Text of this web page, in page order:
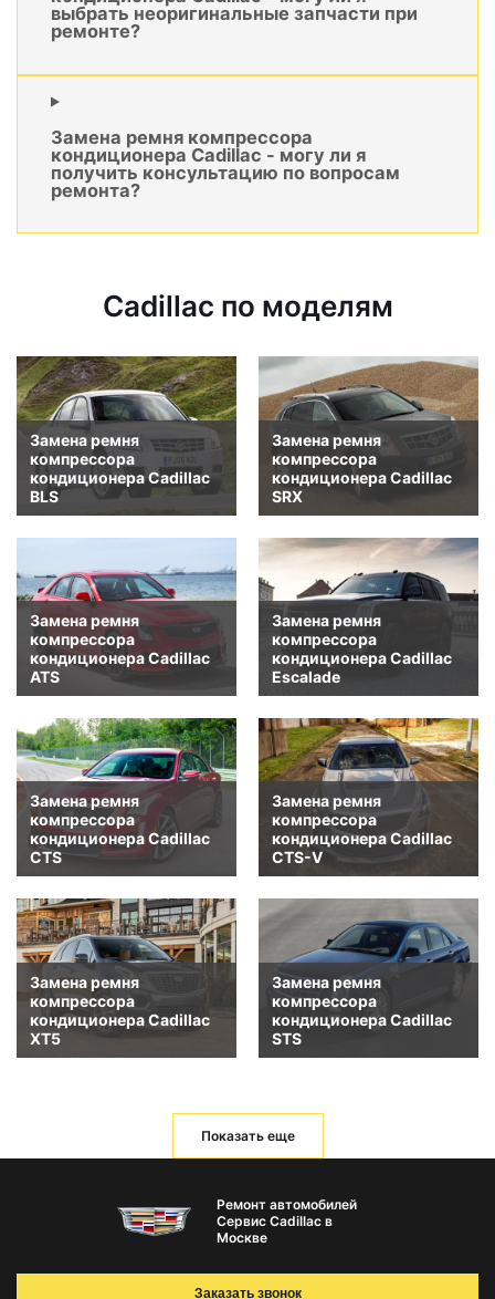
выбрать неоригинальные запчасти при
ремонте?
Замена ремня компрессора
кондиционера Cadillac - могу ли я
получить консультацию по вопросам
ремонта?
Cadillac по моделям
Замена ремня
компрессора
кондиционера Cadillac
BLS
Замена ремня
компрессора
кондиционера Cadillac
SRX
Замена ремня
компрессора
кондиционера Cadillac
ATS
Замена ремня
компрессора
кондиционера Cadillac
Escalade
Замена ремня
компрессора
кондиционера Cadillac
CTS
Замена ремня
компрессора
кондиционера Cadillac
CTS-V
Замена ремня
компрессора
кондиционера Cadillac
XT5
Замена ремня
компрессора
кондиционера Cadillac
STS
Показать еще
Ремонт автомобилей
Сервис Cadillac в
Москве
Заказать звонок